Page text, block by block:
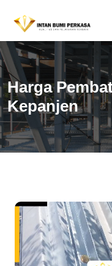
Harga
Kepanjen